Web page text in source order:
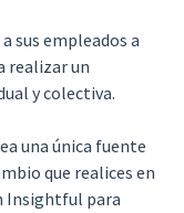
sus empleados a
realizar un
y colectiva.
una única fuente
que realices en
Insightful para